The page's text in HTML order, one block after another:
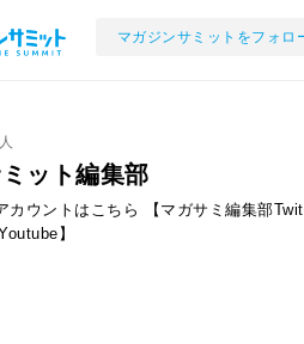
マガジンサミットをフォロ
ット編集部
カウントはこちら 【マガサミ編集部
】